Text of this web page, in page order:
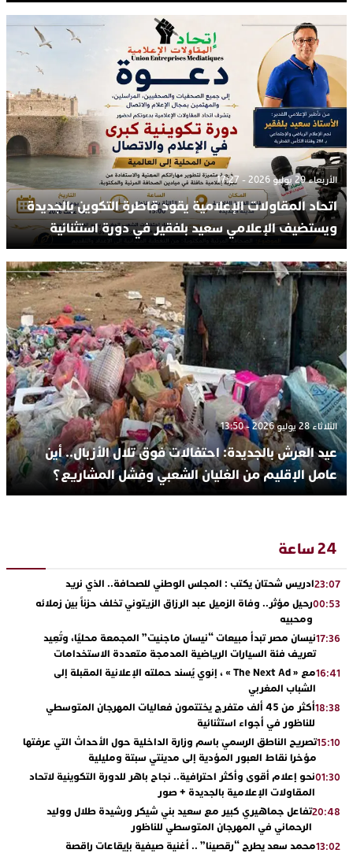
الأربعاء 29 يوليو 2026 - 17:27
اتحاد المقاولات الإعلامية يقود قاطرة التكوين بالجديدة
ويستضيف الإعلامي سعيد بلفقير في دورة استثنائية
الثلاثاء 28 يوليو 2026 - 13:50
عيد العرش بالجديدة: احتفالات فوق تلال الأزبال.. أين
عامل الإقليم من الغليان الشعبي وفشل المشاريع؟
24 ساعة
23:07ادريس شحتان يكتب : المجلس الوطني للصحافة.. الذي نريد
00:53رحيل مؤثر.. وفاة الزميل عبد الرزاق الزيتوني تخلف حزناً بين زملائه
ومحبيه
17:36نيسان مصر تبدأ مبيعات “نيسان ماجنيت” المجمعة محليًا، وتُعِيد
تعريف فئة السيارات الرياضية المدمجة متعددة الاستخدامات
16:41
مع « The Next Ad » ، إنوي يُسند حملته الإعلانية المقبلة إلى
الشباب المغربي
18:38
أكثر من 45 ألف متفرج يختتمون فعاليات المهرجان المتوسطي
للناظور في أجواء استثنائية
15:10تصريح الناطق الرسمي باسم وزارة الداخلية حول الأحداث التي عرفتها
مؤخرا نقاط العبور المؤدية إلى مدينتي سبتة ومليلية
01:30نحو إعلام أقوى وأكثر احترافية.. نجاح باهر للدورة التكوينية لاتحاد
المقاولات الإعلامية بالجديدة + صور
20:48تفاعل جماهيري كبير مع سعيد بني شيكر ورشيدة طلال ووليد
الرحماني في المهرجان المتوسطي للناظور
13:02محمد سعد يطرح “رقصينا” .. أغنية صيفية بإيقاعات راقصة